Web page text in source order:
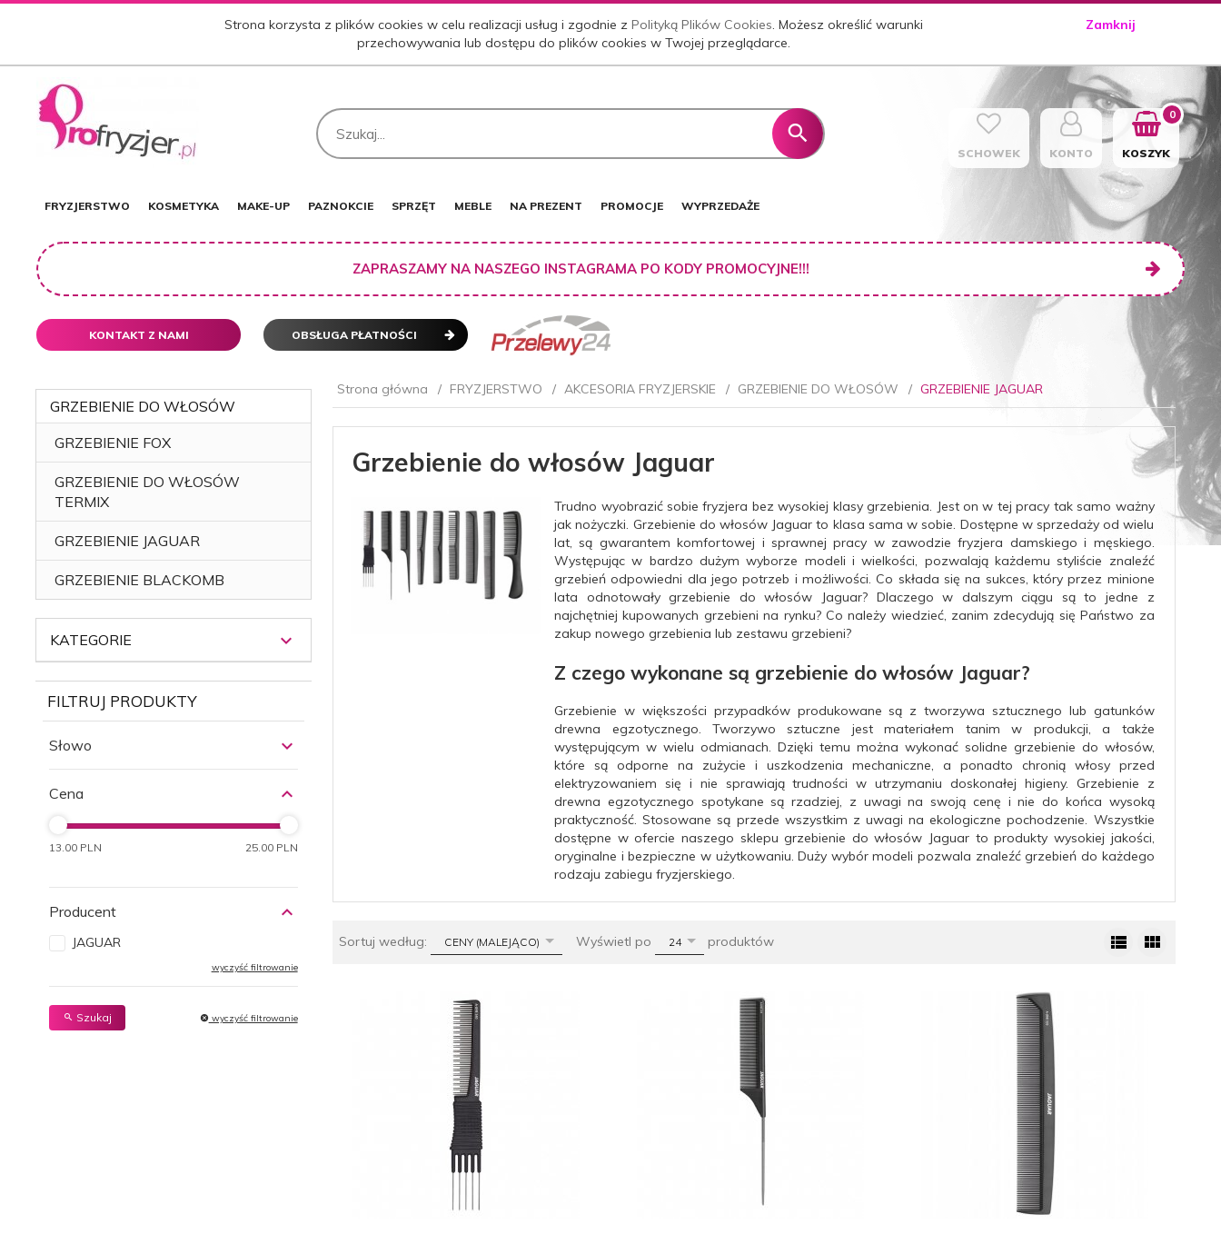
Strona korzysta z plików cookies w celu realizacji usług i zgodnie zPolityką Plików Cookies. Możesz określić warunki
przechowywania lub dostępu do plików cookies w Twojej przeglądarce.
Zamknij
SCHOWEK KONTO KOSZYK
0
FRYZJERSTWO KOSMETYKA MAKE-UP PAZNOKCIE SPRZĘT MEBLE NA PREZENT PROMOCJE WYPRZEDAŻE
ZAPRASZAMY NA NASZEGO INSTAGRAMA PO KODY PROMOCYJNE!!!
KONTAKT Z NAMI OBSŁUGA PŁATNOŚCI
GRZEBIENIE DO WŁOSÓW
GRZEBIENIE FOX
GRZEBIENIE DO WŁOSÓW
TERMIX
GRZEBIENIE JAGUAR
GRZEBIENIE BLACKOMB
KATEGORIE
FILTRUJ PRODUKTY
Słowo
Cena
13.00 PLN 25.00 PLN
Producent
JAGUAR
wyczyść filtrowanie
Szukaj wyczyść filtrowanie
Strona główna FRYZJERSTWO AKCESORIA FRYZJERSKIE GRZEBIENIE DO WŁOSÓW GRZEBIENIE JAGUAR
Grzebienie do włosów Jaguar
Trudno wyobrazić sobie fryzjera bez wysokiej klasy grzebienia. Jest on w tej pracy tak samo ważny
jak nożyczki. Grzebienie do włosów Jaguar to klasa sama w sobie. Dostępne w sprzedaży od wielu
lat, są gwarantem komfortowej i sprawnej pracy w zawodzie fryzjera damskiego i męskiego.
Występując w bardzo dużym wyborze modeli i wielkości, pozwalają każdemu styliście znaleźć
grzebień odpowiedni dla jego potrzeb i możliwości. Co składa się na sukces, który przez minione
lata odnotowały grzebienie do włosów Jaguar? Dlaczego w dalszym ciągu są to jedne z
najchętniej kupowanych grzebieni na rynku? Co należy wiedzieć, zanim zdecydują się Państwo za
zakup nowego grzebienia lub zestawu grzebieni?
Z czego wykonane są grzebienie do włosów Jaguar?
Grzebienie w większości przypadków produkowane są z tworzywa sztucznego lub gatunków
drewna egzotycznego. Tworzywo sztuczne jest materiałem tanim w produkcji, a także
występującym w wielu odmianach. Dzięki temu można wykonać solidne grzebienie do włosów,
które są odporne na zużycie i uszkodzenia mechaniczne, a ponadto chronią włosy przed
elektryzowaniem się i nie sprawiają trudności w utrzymaniu doskonałej higieny.
Grzebienie z
drewna egzotycznego spotykane są rzadziej, z uwagi na swoją cenę i nie do końca wysoką
praktyczność. Stosowane są przede wszystkim z uwagi na ekologiczne pochodzenie. Wszystkie
dostępne w ofercie naszego sklepu grzebienie do włosów Jaguar to produkty wysokiej jakości,
oryginalne i bezpieczne w użytkowaniu. Duży wybór modeli pozwala znaleźć grzebień do każdego
rodzaju zabiegu fryzjerskiego.
Sortuj według: sortCENY (MALEJĄCO) Wyświetl po pop
24 produktów